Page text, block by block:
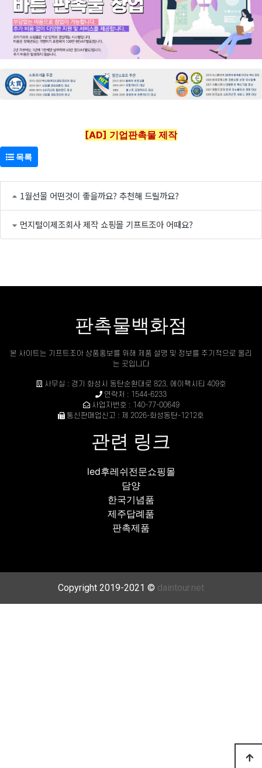
[AD] 기업판촉물 제작
목록
1월선물 어떤것이 좋을까요? 추천해 드릴까요?
먼지털이제조회사 제작 쇼핑몰 기프트조아 어때요?
판촉물백화점
본 사이트는 기프트조아 상품홍보를 위해 제품 설명 및 정보를 주기적으로 올리
는 곳입니다
사무실 : 경기 화성시 동탄순환대로 823, 에이팩시티 409호
연락처 : 1544-6233
사업자번호 : 140-77-00649
통신판매업신고 : 제 2026-화성동탄-1212호
관련 링크
led후레쉬전문쇼핑몰
담양
한국기념품
제주답례품
판촉제품
Copyright 2019-2021 © daintour.net